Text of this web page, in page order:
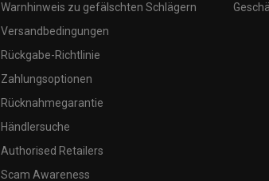
Warnhinweis zu gefälschten Schlägern
Versandbedingungen
Rückgabe-Richtlinie
Zahlungsoptionen
Rücknahmegarantie
Händlersuche
Authorised Retailers
Scam Awareness